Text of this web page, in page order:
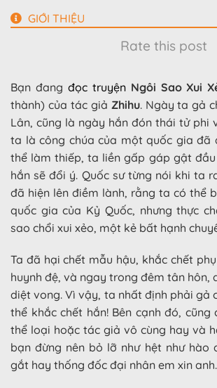
GIỚI THIỆU
Rate this post
Bạn đang đọc truyện Ngôi Sao Xui
thành) của tác giả Zhihu. Ngày ta gả
Lân, cũng là ngày hắn đón thái tử phi
ta là công chúa của một quốc gia đã
thể làm thiếp, ta liền gấp gáp gật
hắn sẽ đổi ý. Quốc sư từng nói khi ta
đã hiện lên điềm lành, rằng ta có thể
quốc gia của Kỷ Quốc, nhưng thực
sao chổi xui xẻo, một kẻ bất hạnh
Ta đã hại chết mẫu hậu, khắc chết
huynh đệ, và ngay trong đêm tân hôn,
diệt vong. Vì vậy, ta nhất định phải gả
thể khắc chết hắn! Bên cạnh đó, cũng
thể loại hoặc tác giả vô cùng hay và
bạn đừng nên bỏ lỡ như hệt như hào
gắt hay thống đốc đại nhân em xin anh.